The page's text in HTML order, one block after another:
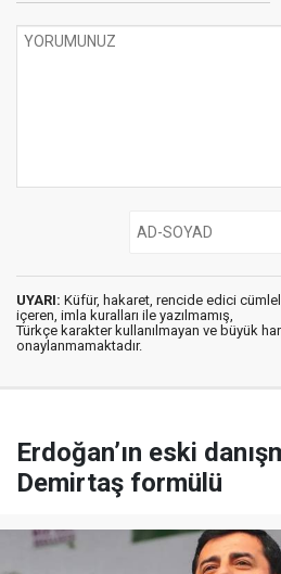
UYARI: Küfür, hakaret, rencide edici
içeren, imla kuralları ile yazılmamış,
Türkçe karakter kullanılmayan ve büyük
onaylanmamaktadır.
Erdoğan’ın eski
Demirtaş formülü